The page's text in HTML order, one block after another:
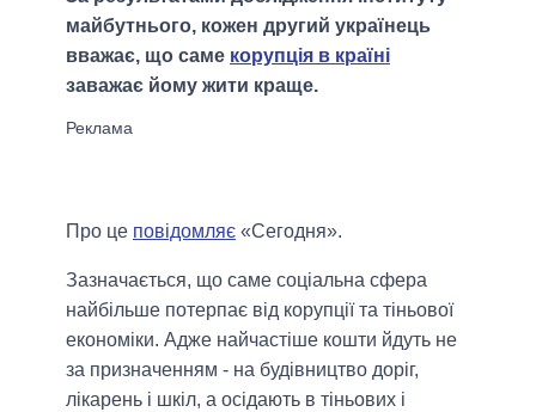
майбутнього, кожен другий українець
вважає, що саме корупція в країні
заважає йому жити краще.
Про це повідомляє «Сегодня».
Зазначається, що саме соціальна сфера
найбільше потерпає від корупції та тіньової
економіки. Адже найчастіше кошти йдуть не
за призначенням - на будівництво доріг,
лікарень і шкіл, а осідають в тіньових і